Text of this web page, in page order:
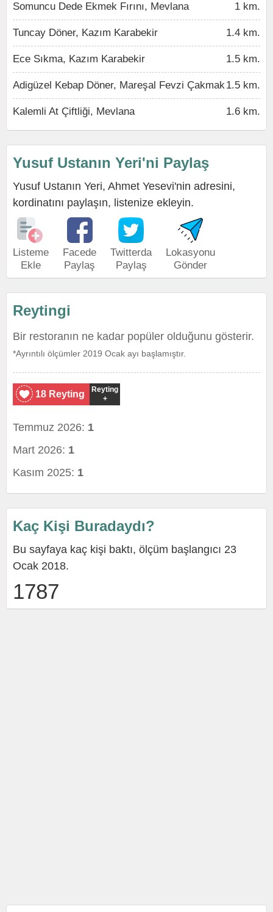
Somuncu Dede Ekmek Fırını, Mevlana 1 km.
Tuncay Döner, Kazım Karabekir 1.4 km.
Ece Sıkma, Kazım Karabekir 1.5 km.
Adigüzel Kebap Döner, Mareşal Fevzi Çakmak1.5 km.
Kalemli At Çiftliği, Mevlana 1.6 km.
Yusuf Ustanın Yeri'ni Paylaş
Yusuf Ustanın Yeri, Ahmet Yesevi'nin adresini,
kordinatını paylaşın, listenize ekleyin.
Listeme
Ekle
Facede
Paylaş
Twitterda
Paylaş
Lokasyonu
Gönder
Reytingi
Bir restoranın ne kadar popüler olduğunu gösterir.
*Ayrıntılı ölçümler 2019 Ocak ayı başlamıştır.
18 Reyting
Reyting
+
Temmuz 2026: 1
Mart 2026: 1
Kasım 2025: 1
Kaç Kişi Buradaydı?
Bu sayfaya kaç kişi baktı, ölçüm başlangıcı 23
Ocak 2018.
1787